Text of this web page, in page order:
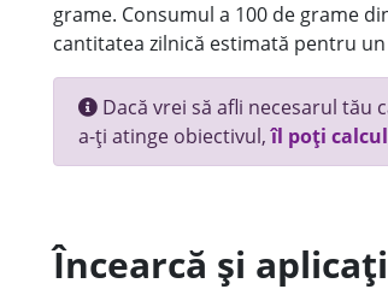
grame. Consumul a 100 de grame
cantitatea zilnică estimată pentru un
Dacă vrei să afli necesarul tău
a-ți atinge obiectivul,îl poți
Încearcă și